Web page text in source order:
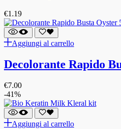
€1.19
Aggiungi al carrello
Decolorante Rapido
€7.00
-41%
Aggiungi al carrello